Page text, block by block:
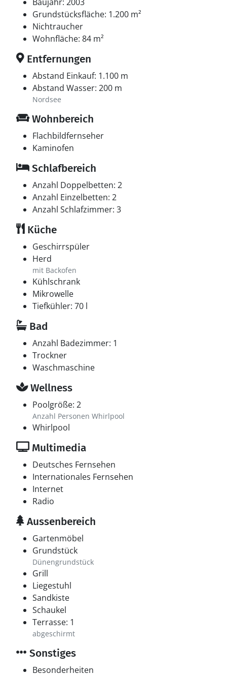
Grundstücksfläche: 1.200 m²
Nichtraucher
Wohnfläche: 84 m²
Entfernungen
Abstand Einkauf: 1.100 m
Abstand Wasser: 200 m
Nordsee
Wohnbereich
Flachbildfernseher
Kaminofen
Schlafbereich
Anzahl Doppelbetten: 2
Anzahl Einzelbetten: 2
Anzahl Schlafzimmer: 3
Küche
Geschirrspüler
Herd
mit Backofen
Kühlschrank
Mikrowelle
Tiefkühler: 70 l
Bad
Anzahl Badezimmer: 1
Trockner
Waschmaschine
Wellness
Poolgröße: 2
Anzahl Personen Whirlpool
Whirlpool
Multimedia
Deutsches Fernsehen
Internationales Fernsehen
Internet
Radio
Aussenbereich
Gartenmöbel
Grundstück
Dünengrundstück
Grill
Liegestuhl
Sandkiste
Schaukel
Terrasse: 1
abgeschirmt
Sonstiges
Besonderheiten